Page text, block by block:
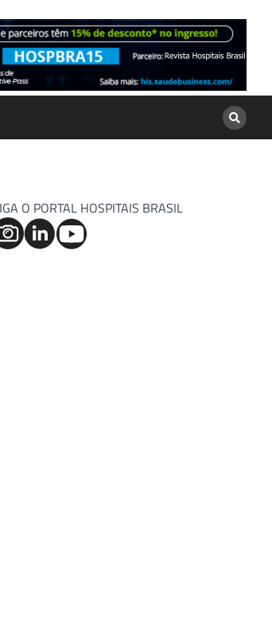
O PORTAL HOSPITAIS BRASIL